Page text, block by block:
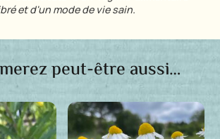
et d'un mode de vie sain.
peut-être aussi…